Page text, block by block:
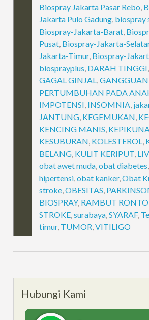
Biospray Jakarta Pasar Rebo,
Jakarta Pulo Gadung, biospray
Biospray-Jakarta-Barat,
Pusat, Biospray-Jakarta-
Jakarta-Timur, Biospray-
biosprayplus, DARAH TINGGI,
GAGAL GINJAL,GANGGUAN
PERTUMBUHAN PADA
IMPOTENSI, INSOMNIA,
JANTUNG, KEGEMUKAN,
KENCING MANIS,
KESUBURAN, KOLESTEROL,
BELANG, KULIT KERIPUT,
obat awet muda,obat diabetes
hipertensi,obat kanker,Obat
stroke,OBESITAS,
BIOSPRAY, RAMBUT
STROKE,surabaya,SYARAF,
timur, TUMOR,VITILIGO
Hubungi Kami